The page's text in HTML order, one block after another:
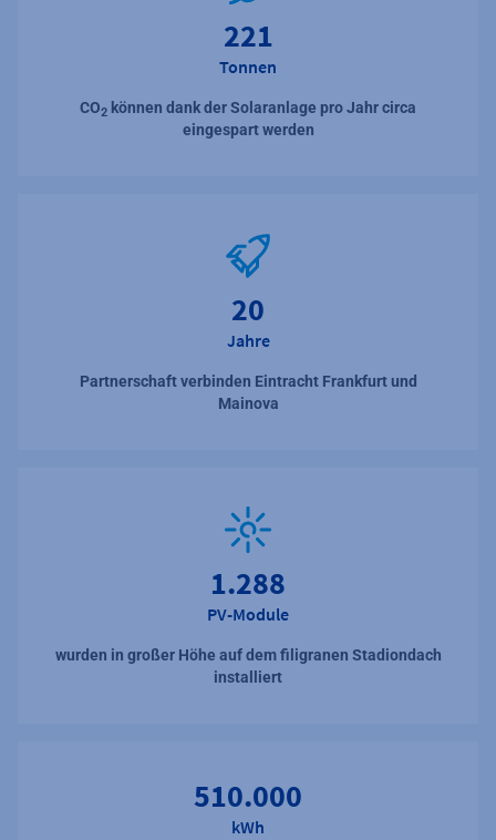
221
Tonnen
CO2 können dank der Solaranlage pro Jahr circa
eingespart werden
20
Jahre
Partnerschaft verbinden Eintracht Frankfurt und
Mainova
1.288
PV-Module
wurden in großer Höhe auf dem filigranen Stadiondach
installiert
510.000
kWh